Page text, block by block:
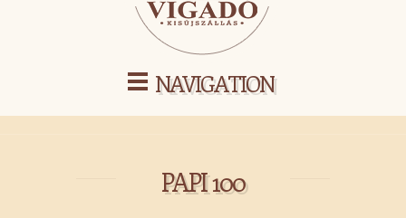
NAVIGATION
PAPI 100